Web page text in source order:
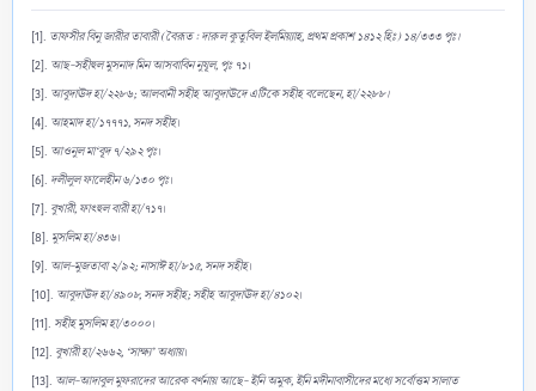
[1]. তাফসীর বিনু জারীর তাবারী (বৈরূত : দারুল কুতুবিল ইলমিয়্যাহ, প্রথম প্রকাশ ১৪১২ হিঃ) ১৪/৩৩৩ পৃঃ।
[2]. আছ-সহীহুল মুসনাদ মিন আসবাবিন নুযূল, পৃঃ ৭১।
[3]. আবুদাঊদ হা/২২৮৬; আলবানী সহীহ আবুদাঊদে এটিকে সহীহ বলেছেন, হা/২২৮৮।
[4]. আহমাদ হা/১৭৭৭১, সনদ সহীহ।
[5]. আওনুল মা‘বূদ ৭/২৯২ পৃঃ।
[6]. দলীলুল ফালেহীন ৬/১৩০ পৃঃ।
[7]. বুখারী, ফাৎহুল বারী হা/৭১৭।
[8]. মুসলিম হা/৪৩৬।
[9]. আল-মুজতাবা ২/৯২; নাসাঈ হা/৮১৫, সনদ সহীহ।
[10]. আবুদাঊদ হা/৪৯০৮, সনদ সহীহ; সহীহ আবুদাঊদ হা/৪১০২।
[11]. সহীহ মুসলিম হা/৩০০০।
[12]. বুখারী হা/২৬৬২, ‘সাক্ষ্য’ অধ্যায়।
[13]. আল-আদাবুল মুফরাদের আরেক বর্ণনায় আছে- ইনি অমুক, ইনি মদীনাবাসীদের মধ্যে সর্বোত্তম সালাত